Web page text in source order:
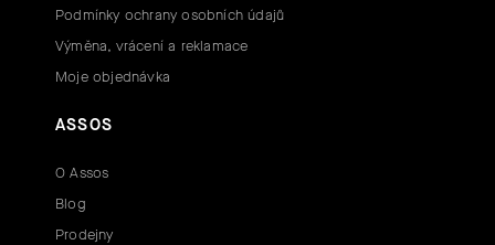
Podmínky ochrany osobních údajů
Výměna, vrácení a reklamace
Moje objednávka
ASSOS
O Assos
Blog
Prodejny